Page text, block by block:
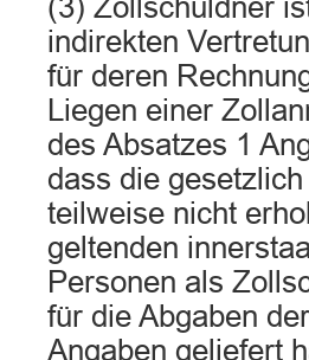
(3) Zollschuldner
indirekten
für deren
Liegen einer
des Absatzes 1
dass die
teilweise nicht
geltenden
Personen als
für die Abgaben
Angaben geliefert